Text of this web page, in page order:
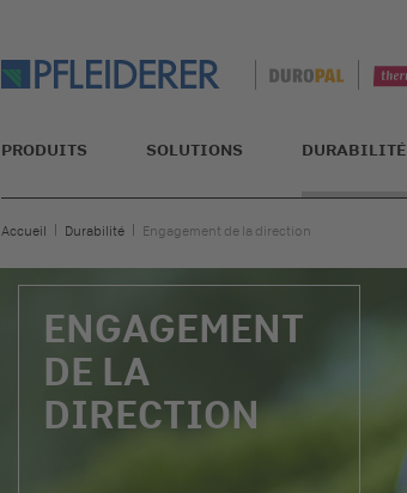
PRODUITS SOLUTIONS DURABILITÉ
Accueil Durabilité Engagement de la direction
ENGAGEMENT
DE LA
DIRECTION